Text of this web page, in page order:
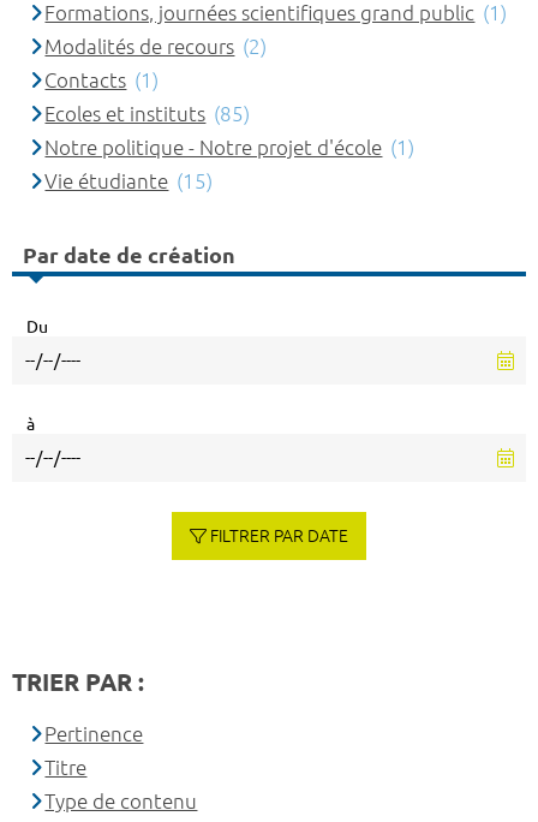
Formations, journées scientifiques grand public (1)
Modalités de recours (2)
Contacts (1)
Ecoles et instituts (85)
Notre politique - Notre projet d'école (1)
Vie étudiante (15)
Par date de création
Du
à
FILTRER PAR DATE
TRIER PAR :
Pertinence
Titre
Type de contenu